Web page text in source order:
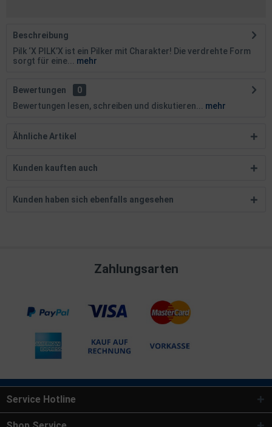
Beschreibung
Pilk ‘X PILK’X ist ein Pilker mit Charakter! Die verdrehte Form
sorgt für eine...
mehr
Bewertungen
0
Bewertungen lesen, schreiben und diskutieren...
mehr
Ähnliche Artikel
Kunden kauften auch
Kunden haben sich ebenfalls angesehen
Zahlungsarten
Service Hotline